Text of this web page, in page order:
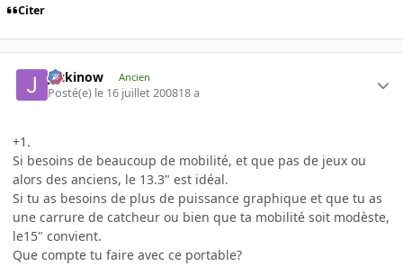
Citer
jackinow Ancien
Posté(e) le 16 juillet 200818 a
+1.
Si besoins de beaucoup de mobilité, et que pas de jeux ou
alors des anciens, le 13.3" est idéal.
Si tu as besoins de plus de puissance graphique et que tu as
une carrure de catcheur ou bien que ta mobilité soit modèste,
le15" convient.
Que compte tu faire avec ce portable?